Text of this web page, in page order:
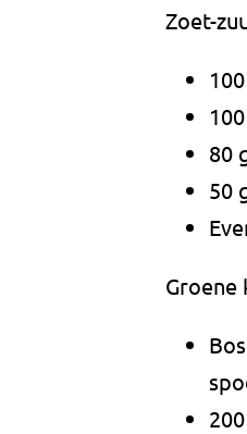
Zoet-
80
50
Groene